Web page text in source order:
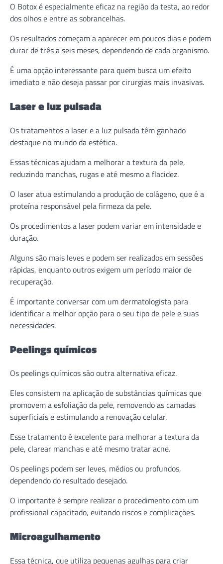
O Botox é especialmente eficaz na região da testa, ao redor
dos olhos e entre as sobrancelhas.
Os resultados começam a aparecer em poucos dias e podem
durar de três a seis meses, dependendo de cada organismo.
É uma opção interessante para quem busca um efeito
imediato e não deseja passar por cirurgias mais invasivas.
Laser e luz pulsada
Os tratamentos a laser e a luz pulsada têm ganhado
destaque no mundo da estética.
Essas técnicas ajudam a melhorar a textura da pele,
reduzindo manchas, rugas e até mesmo a flacidez.
O laser atua estimulando a produção de colágeno, que é a
proteína responsável pela firmeza da pele.
Os procedimentos a laser podem variar em intensidade e
duração.
Alguns são mais leves e podem ser realizados em sessões
rápidas, enquanto outros exigem um período maior de
recuperação.
É importante conversar com um dermatologista para
identificar a melhor opção para o seu tipo de pele e suas
necessidades.
Peelings químicos
Os peelings químicos são outra alternativa eficaz.
Eles consistem na aplicação de substâncias químicas que
promovem a esfoliação da pele, removendo as camadas
superficiais e estimulando a renovação celular.
Esse tratamento é excelente para melhorar a textura da
pele, clarear manchas e até mesmo tratar acne.
Os peelings podem ser leves, médios ou profundos,
dependendo do resultado desejado.
O importante é sempre realizar o procedimento com um
profissional capacitado, evitando riscos e complicações.
Microagulhamento
Essa técnica, que utiliza pequenas agulhas para criar